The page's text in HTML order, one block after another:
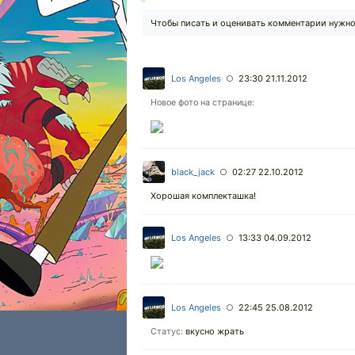
Чтобы писать и оценивать комментарии нужно
Los Angeles ○ 23:30 21.11.2012
Новое фото на странице:
black_jack ○ 02:27 22.10.2012
Хорошая комплекташка!
Los Angeles ○ 13:33 04.09.2012
Los Angeles ○ 22:45 25.08.2012
Статус: вкусно жрать